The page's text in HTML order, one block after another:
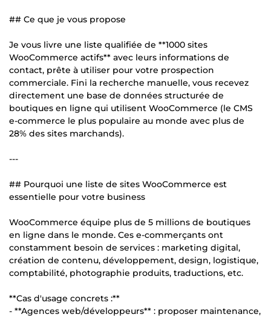
## Ce que je vous propose
Je vous livre une liste qualifiée de **1000 sites
WooCommerce actifs** avec leurs informations de
contact, prête à utiliser pour votre prospection
commerciale. Fini la recherche manuelle, vous recevez
directement une base de données structurée de
boutiques en ligne qui utilisent WooCommerce (le CMS
e-commerce le plus populaire au monde avec plus de
28% des sites marchands).
---
## Pourquoi une liste de sites WooCommerce est
essentielle pour votre business
WooCommerce équipe plus de 5 millions de boutiques
en ligne dans le monde. Ces e-commerçants ont
constamment besoin de services : marketing digital,
création de contenu, développement, design, logistique,
comptabilité, photographie produits, traductions, etc.
**Cas d'usage concrets :**
- **Agences web/développeurs** : proposer maintenance,